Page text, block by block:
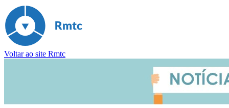
Voltar ao site Rmtc